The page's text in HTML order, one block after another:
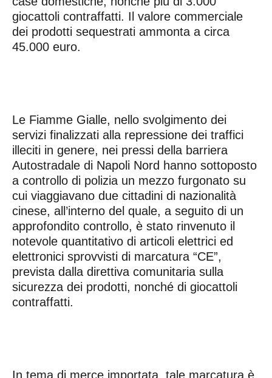
giocattoli contraffatti. Il valore commerciale
dei prodotti sequestrati ammonta a circa
45.000 euro.
Le Fiamme Gialle, nello svolgimento dei
servizi finalizzati alla repressione dei traffici
illeciti in genere, nei pressi della barriera
Autostradale di Napoli Nord hanno sottoposto
a controllo di polizia un mezzo furgonato su
cui viaggiavano due cittadini di nazionalità
cinese, all’interno del quale, a seguito di un
approfondito controllo, è stato rinvenuto il
notevole quantitativo di articoli elettrici ed
elettronici sprovvisti di marcatura “CE”,
prevista dalla direttiva comunitaria sulla
sicurezza dei prodotti, nonché di giocattoli
contraffatti.
In tema di merce importata, tale marcatura è